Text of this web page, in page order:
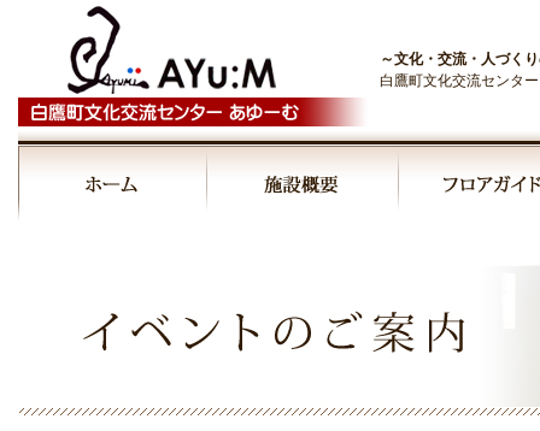
～文化・交流・人づく
白鷹町文化交流センタ